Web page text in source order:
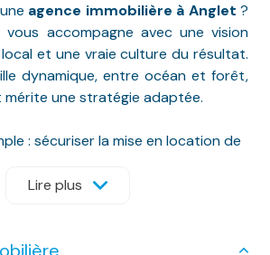
agence immobilière à Anglet ?
vous accompagne avec une vision
et une vraie culture du résultat.
dynamique, entre océan et forêt,
une stratégie adaptée.
: sécuriser la mise en location de
Lire plus